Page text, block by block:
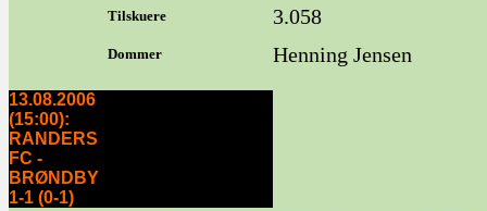
Tilskuere 3.058
Dommer Henning Jensen
13.08.2006
(15:00):
RANDERS
FC -
BRØNDBY
1-1 (0-1)